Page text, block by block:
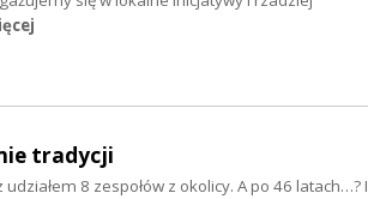
tradycji
8 zespołów z okolicy. A po 46 latach…? I